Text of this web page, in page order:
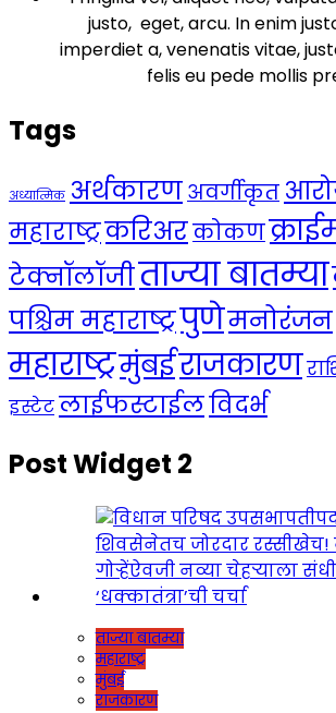
justo, eget, arcu. In enim
imperdiet a, venenatis vitae,
felis eu pede mollis
Tags
अध्यात्मिक अर्थकारणअवर्गीकृत
महाराष्ट्रकरिअरकोकण
टेक्नॉलॉजीताज्या बातम्या
पश्चिम महाराष्ट्रपुणेमनोरंजन
महाराष्ट्रमुंबईराजकारण
इस्टेटलाईफस्टाईलविदर्भ
Post Widget 2
ताज्या बातम्या
महाराष्ट्र
मुंबई
राजकारण